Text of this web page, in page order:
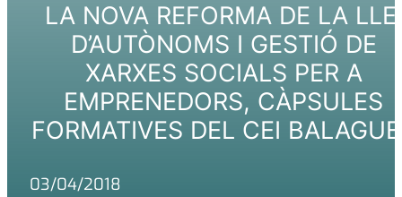
LA NOVA REFORMA DE LA LLEI
D’AUTÒNOMS I GESTIÓ DE
XARXES SOCIALS PER A
EMPRENEDORS, CÀPSULES
FORMATIVES DEL CEI
03/04/2018